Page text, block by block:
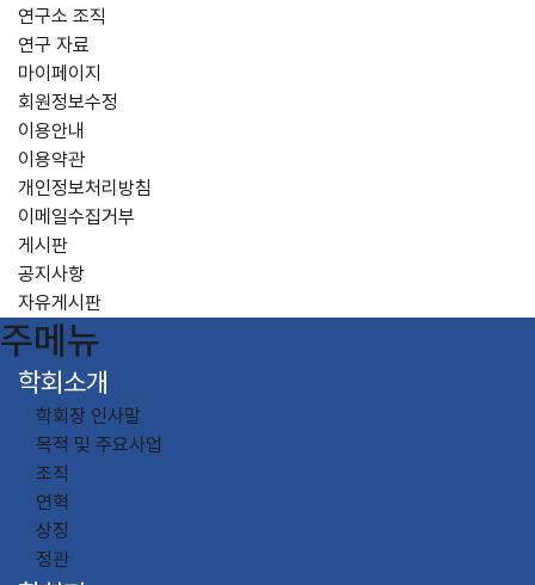
연구소 조직
연구 자료
마이페이지
회원정보수정
이용안내
이용약관
개인정보처리방침
이메일수집거부
게시판
공지사항
자유게시판
주메뉴
학회소개
학회장 인사말
목적 및 주요사업
조직
연혁
상징
정관